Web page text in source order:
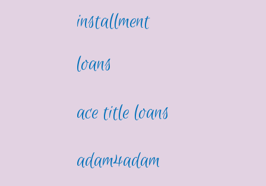
installment
loans
ace title loans
adam4adam